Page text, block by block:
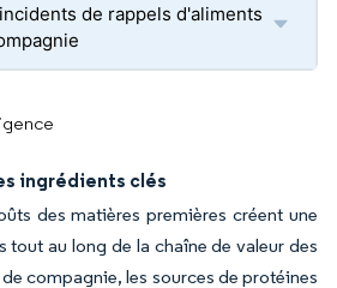
de rappels d'aliments
ingrédients clés
des matières premières créent une
tout au long de la chaîne de valeur des
compagnie, les sources de protéines